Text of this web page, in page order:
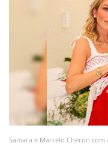
Samara e Marcelo Checon